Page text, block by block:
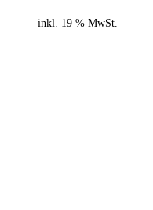
inkl. 19 % MwSt.